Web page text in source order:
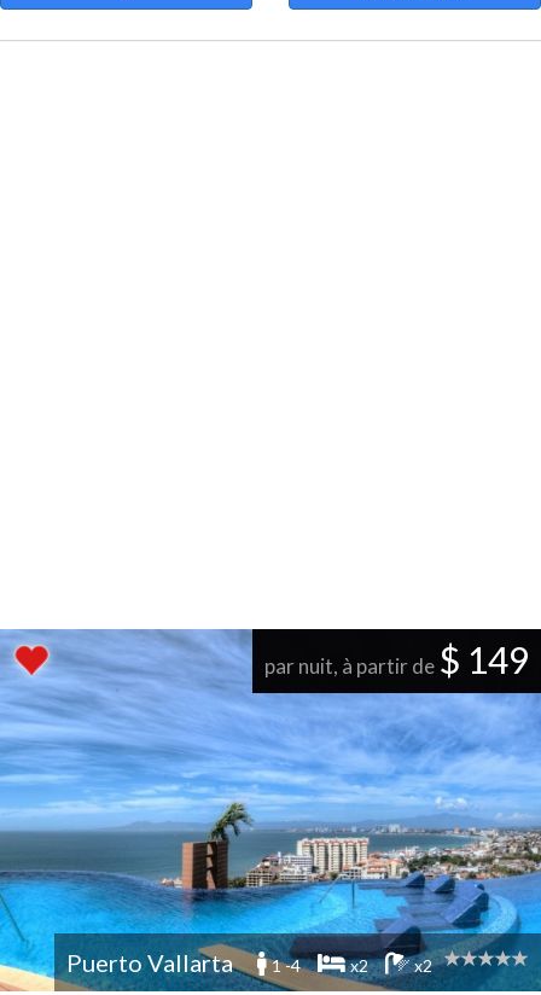
par nuit, à partir de $ 149
Puerto Vallarta 1 -4 x2 x2